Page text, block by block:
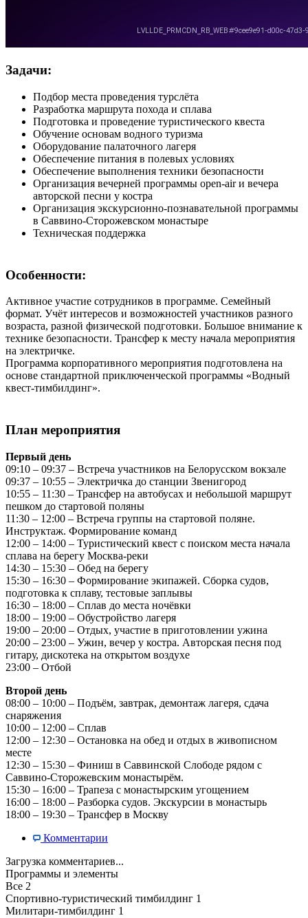
Задачи:
Подбор места проведения турслёта
Разработка маршрута похода и сплава
Подготовка и проведение туристического квеста
Обучение основам водного туризма
Оборудование палаточного лагеря
Обеспечение питания в полевых условиях
Обеспечение выполнения техники безопасности
Организация вечерней программы open-air и вечера
авторской песни у костра
Организация экскурсионно-познавательной программы
в Саввино-Сторожевском монастыре
Техническая поддержка
Особенности:
Активное участие сотрудников в программе. Семейный
формат. Учёт интересов и возможностей участников разного
возраста, разной физической подготовки. Большое внимание к
технике безопасности. Трансфер к месту начала мероприятия
на электричке.
Программа корпоративного мероприятия подготовлена на
основе стандартной приключенческой программы «Водный
квест-тимбилдинг».
План мероприятия
Первый день
09:10 – 09:37 – Встреча участников на Белорусском вокзале
09:37 – 10:55 – Электричка до станции Звенигород
10:55 – 11:30 – Трансфер на автобусах и небольшой маршрут
пешком до стартовой поляны
11:30 – 12:00 – Встреча группы на стартовой поляне.
Инструктаж. Формирование команд
12:00 – 14:00 – Туристический квест с поиском места начала
сплава на берегу Москва-реки
14:30 – 15:30 – Обед на берегу
15:30 – 16:30 – Формирование экипажей. Сборка судов,
подготовка к сплаву, тестовые заплывы
16:30 – 18:00 – Сплав до места ночёвки
18:00 – 19:00 – Обустройство лагеря
19:00 – 20:00 – Отдых, участие в приготовлении ужина
20:00 – 23:00 – Ужин, вечер у костра. Авторская песня под
гитару, дискотека на открытом воздухе
23:00 – Отбой
Второй день
08:00 – 10:00 – Подъём, завтрак, демонтаж лагеря, сдача
снаряжения
10:00 – 12:00 – Сплав
12:00 – 12:30 – Остановка на обед и отдых в живописном
месте
12:30 – 15:30 – Финиш в Саввинской Слободе рядом с
Саввино-Сторожевским монастырём.
15:30 – 16:00 – Трапеза с монастырским угощением
16:00 – 18:00 – Разборка судов. Экскурсии в монастырь
18:00 – 19:30 – Трансфер в Москву
Комментарии
Загрузка комментариев...
Программы и элементы
Все 2
Спортивно-туристический тимбилдинг 1
Милитари-тимбилдинг 1